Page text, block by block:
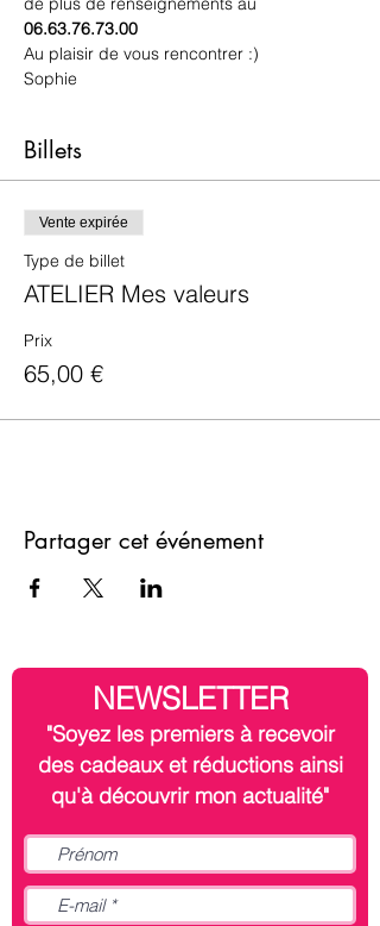
06.63.76.73.00
Au plaisir de vous rencontrer :)
Sophie
Billets
Vente expirée
Type de billet
ATELIER Mes valeurs
Prix
65,00 €
Partager cet événement
NEWSLETTER
"Soyez les premiers à recevoir
des cadeaux et réductions ainsi
qu'à découvrir mon actualité"